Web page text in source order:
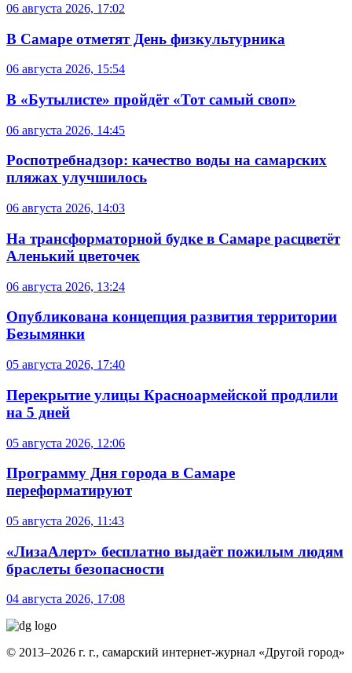
06 августа 2026, 17:02
В Самаре отметят День физкультурника
06 августа 2026, 15:54
В «Бутылисте» пройдёт «Тот самый своп»
06 августа 2026, 14:45
Роспотребнадзор: качество воды на самарских
пляжах улучшилось
06 августа 2026, 14:03
На трансформаторной будке в Самаре расцветёт
Аленький цветочек
06 августа 2026, 13:24
Опубликована концепция развития территории
Безымянки
05 августа 2026, 17:40
Перекрытие улицы Красноармейской продлили
на 5 дней
05 августа 2026, 12:06
Программу Дня города в Самаре
переформатируют
05 августа 2026, 11:43
«ЛизаАлерт» бесплатно выдаёт пожилым людям
браслеты безопасности
04 августа 2026, 17:08
© 2013–2026 г. г., самарский интернет-журнал «Другой город»